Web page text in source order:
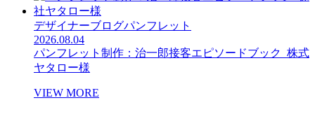
デザイナーブログパンフレット
2026.08.04
パンフレット制作：治一郎接客エピソードブック_株式
ヤタロー様
VIEW MORE